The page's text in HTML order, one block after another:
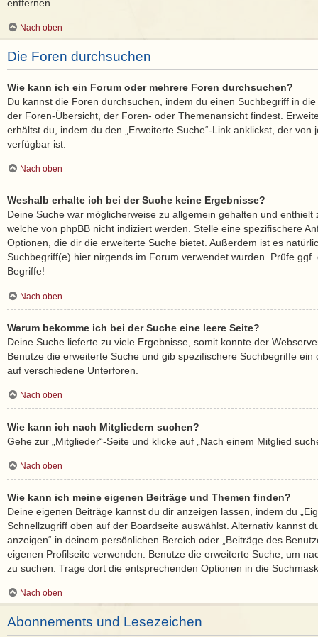
entfernen.
Nach oben
Die Foren durchsuchen
Wie kann ich ein Forum oder mehrere Foren durchsuchen?
Du kannst die Foren durchsuchen, indem du einen Suchbegriff in
der Foren-Übersicht, der Foren- oder Themenansicht findest.
erhältst du, indem du den „Erweiterte Suche“-Link anklickst, der von
verfügbar ist.
Nach oben
Weshalb erhalte ich bei der Suche keine Ergebnisse?
Deine Suche war möglicherweise zu allgemein gehalten und enthielt
welche von phpBB nicht indiziert werden. Stelle eine spezifischere
Optionen, die dir die erweiterte Suche bietet. Außerdem ist es
Suchbegriff(e) hier nirgends im Forum verwendet wurden. Prüfe
Begriffe!
Nach oben
Warum bekomme ich bei der Suche eine leere Seite?
Deine Suche lieferte zu viele Ergebnisse, somit konnte der
Benutze die erweiterte Suche und gib spezifischere Suchbegriffe
auf verschiedene Unterforen.
Nach oben
Wie kann ich nach Mitgliedern suchen?
Gehe zur „Mitglieder“-Seite und klicke auf „Nach einem Mitglied
Nach oben
Wie kann ich meine eigenen Beiträge und Themen finden?
Deine eigenen Beiträge kannst du dir anzeigen lassen, indem du
Schnellzugriff oben auf der Boardseite auswählst. Alternativ kannst
anzeigen“ in deinem persönlichen Bereich oder „Beiträge des
eigenen Profilseite verwenden. Benutze die erweiterte Suche, um
zu suchen. Trage dort die entsprechenden Optionen in die
Nach oben
Abonnements und Lesezeichen